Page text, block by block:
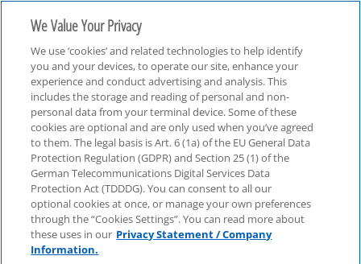
M&A mit Software-Assets
We Value Your Privacy
We use ‘cookies’ and related technologies to help identify
you and your devices, to operate our site, enhance your
experience and conduct advertising and analysis. This
includes the storage and reading of personal and non-
personal data from your terminal device. Some of these
cookies are optional and are only used when you’ve agreed
to them. The legal basis is Art. 6 (1a) of the EU General Data
Protection Regulation (GDPR) and Section 25 (1) of the
German Telecommunications Digital Services Data
Protection Act (TDDDG). You can consent to all our
optional cookies at once, or manage your own preferences
through the “Cookies Settings”. You can read more about
these uses in our Privacy Statement / Company
Information.